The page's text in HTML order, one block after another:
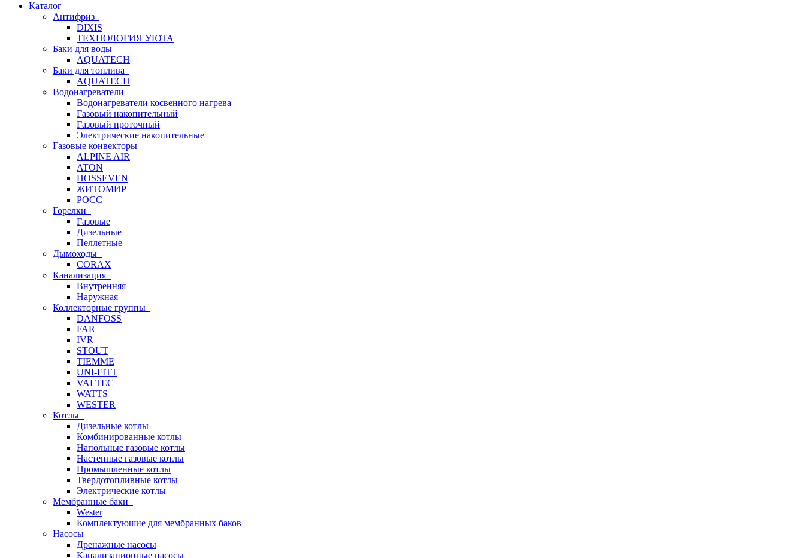
Каталог
Антифриз
DIXIS
ТЕХНОЛОГИЯ УЮТА
Баки для воды
AQUATECH
Баки для топлива
AQUATECH
Водонагреватели
Водонагреватели косвенного нагрева
Газовый накопительный
Газовый проточный
Электрические накопительные
Газовые конвекторы
ALPINE AIR
ATON
HOSSEVEN
ЖИТОМИР
РОСС
Горелки
Газовые
Дизельные
Пеллетные
Дымоходы
CORAX
Канализация
Внутренняя
Наружная
Коллекторные группы
DANFOSS
FAR
IVR
STOUT
TIEMME
UNI-FITT
VALTEC
WATTS
WESTER
Котлы
Дизельные котлы
Комбинированные котлы
Напольные газовые котлы
Настенные газовые котлы
Промышленные котлы
Твердотопливные котлы
Электрические котлы
Мембранные баки
Wester
Комплектуюшие для мембранных баков
Насосы
Дренажные насосы
Канализационные насосы